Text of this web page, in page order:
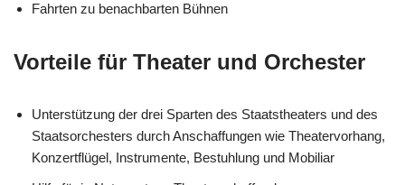
Fahrten zu benachbarten Bühnen
Vorteile für Theater und Orchester
Unterstützung der drei Sparten des Staatstheaters und des
Staatsorchesters durch Anschaffungen wie Theatervorhang,
Konzertflügel, Instrumente, Bestuhlung und Mobiliar